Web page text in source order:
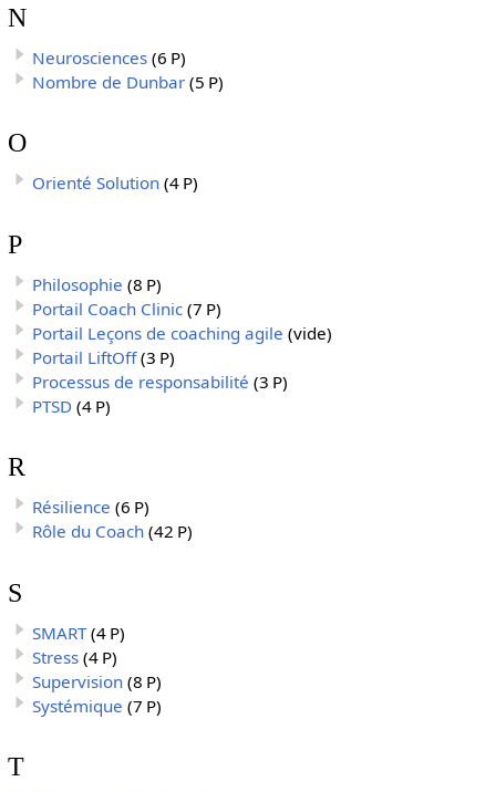
N
Neurosciences (6 P)
Nombre de Dunbar (5 P)
O
Orienté Solution (4 P)
P
Philosophie (8 P)
Portail Coach Clinic (7 P)
Portail Leçons de coaching agile (vide)
Portail LiftOff (3 P)
Processus de responsabilité (3 P)
PTSD (4 P)
R
Résilience (6 P)
Rôle du Coach (42 P)
S
SMART (4 P)
Stress (4 P)
Supervision (8 P)
Systémique (7 P)
T